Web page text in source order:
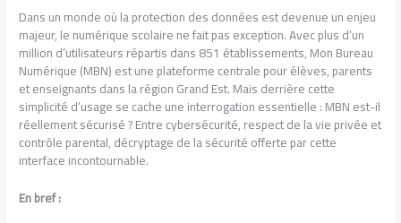
Dans un monde où la protection des données est devenue un enjeu
majeur, le numérique scolaire ne fait pas exception. Avec plus d’un
million d’utilisateurs répartis dans 851 établissements, Mon Bureau
Numérique (MBN) est une plateforme centrale pour élèves, parents
et enseignants dans la région Grand Est. Mais derrière cette
simplicité d’usage se cache une interrogation essentielle : MBN est-il
réellement sécurisé ? Entre cybersécurité, respect de la vie privée et
contrôle parental, décryptage de la sécurité offerte par cette
interface incontournable.
En bref :